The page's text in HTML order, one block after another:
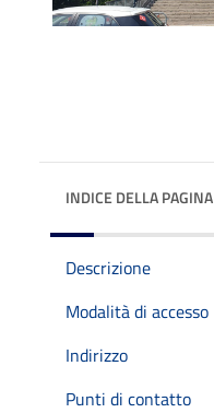
INDICE DELLA PAGINA
Descrizione
Modalità di accesso
Indirizzo
Punti di contatto